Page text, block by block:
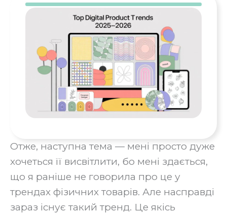
Отже, наступна тема — мені просто дуже
хочеться її висвітлити, бо мені здається,
що я раніше не говорила про це у
трендах фізичних товарів. Але насправді
зараз існує такий тренд. Це якісь